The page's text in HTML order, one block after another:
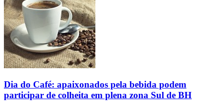
Dia do Café: apaixonados pela bebida podem
participar de colheita em plena zona Sul de BH